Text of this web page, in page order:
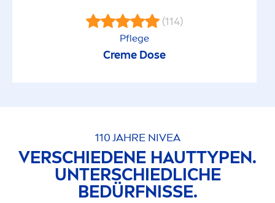
(114)
Pflege
Creme Dose
110 JAHRE NIVEA
VERSCHIEDENE HAUTTYPEN.
UNTERSCHIEDLICHE
BEDÜRFNISSE.